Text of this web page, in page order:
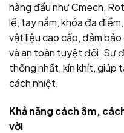
hàng đầu như Cmech,
lề, tay nắm, khóa đa
vật liệu cao cấp, đảm bảo
và an toàn tuyệt đối. Sự
thống nhất, kín khít, giúp
cách nhiệt.
Khả năng cách âm,
vời